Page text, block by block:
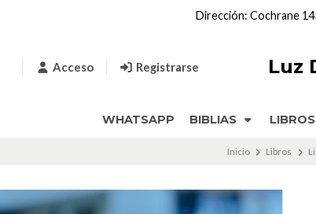
Acceso Registrarse Luz
WHATSAPP BIBLIAS LIBROS
Dirección: Cochrane
Inicio Libros